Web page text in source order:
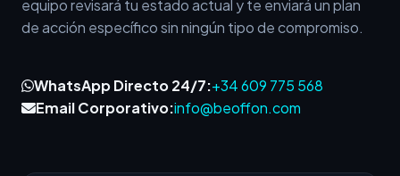
equipo revisará tu estado actual y te enviará un plan
de acción específico sin ningún tipo de compromiso.
WhatsApp Directo 24/7:+34 609 775 568
Email Corporativo:info@beoffon.com